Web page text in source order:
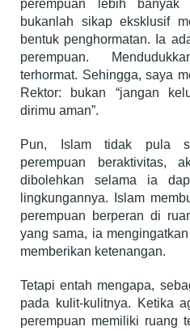
perempuan lebih
bukanlah sikap eksklusif
bentuk penghormatan. Ia
perempuan.
terhormat. Sehingga, saya
Rektor: bukan “jangan
dirimu aman”.
Pun, Islam tidak pula
perempuan beraktivitas,
dibolehkan selama ia
lingkungannya. Islam
perempuan berperan di
yang sama, ia
memberikan ketenangan.
Tetapi entah mengapa,
pada kulit-kulitnya. Ketika
perempuan memiliki ruang